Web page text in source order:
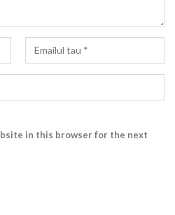
in this browser for the next